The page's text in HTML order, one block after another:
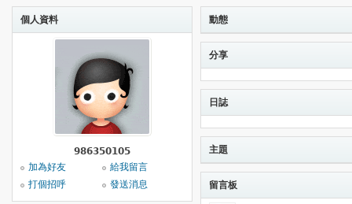
個人資料
986350105
加為好友
給我留言
打個招呼
發送消息
動態
分享
日誌
主題
留言板